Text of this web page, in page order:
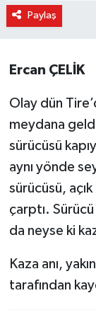
Paylaş
Ercan ÇELİK
Olay dün
meydana
sürücüsü
aynı yönde
sürücüsü, açık
çarptı.
da neyse ki
Kaza anı,
tarafından